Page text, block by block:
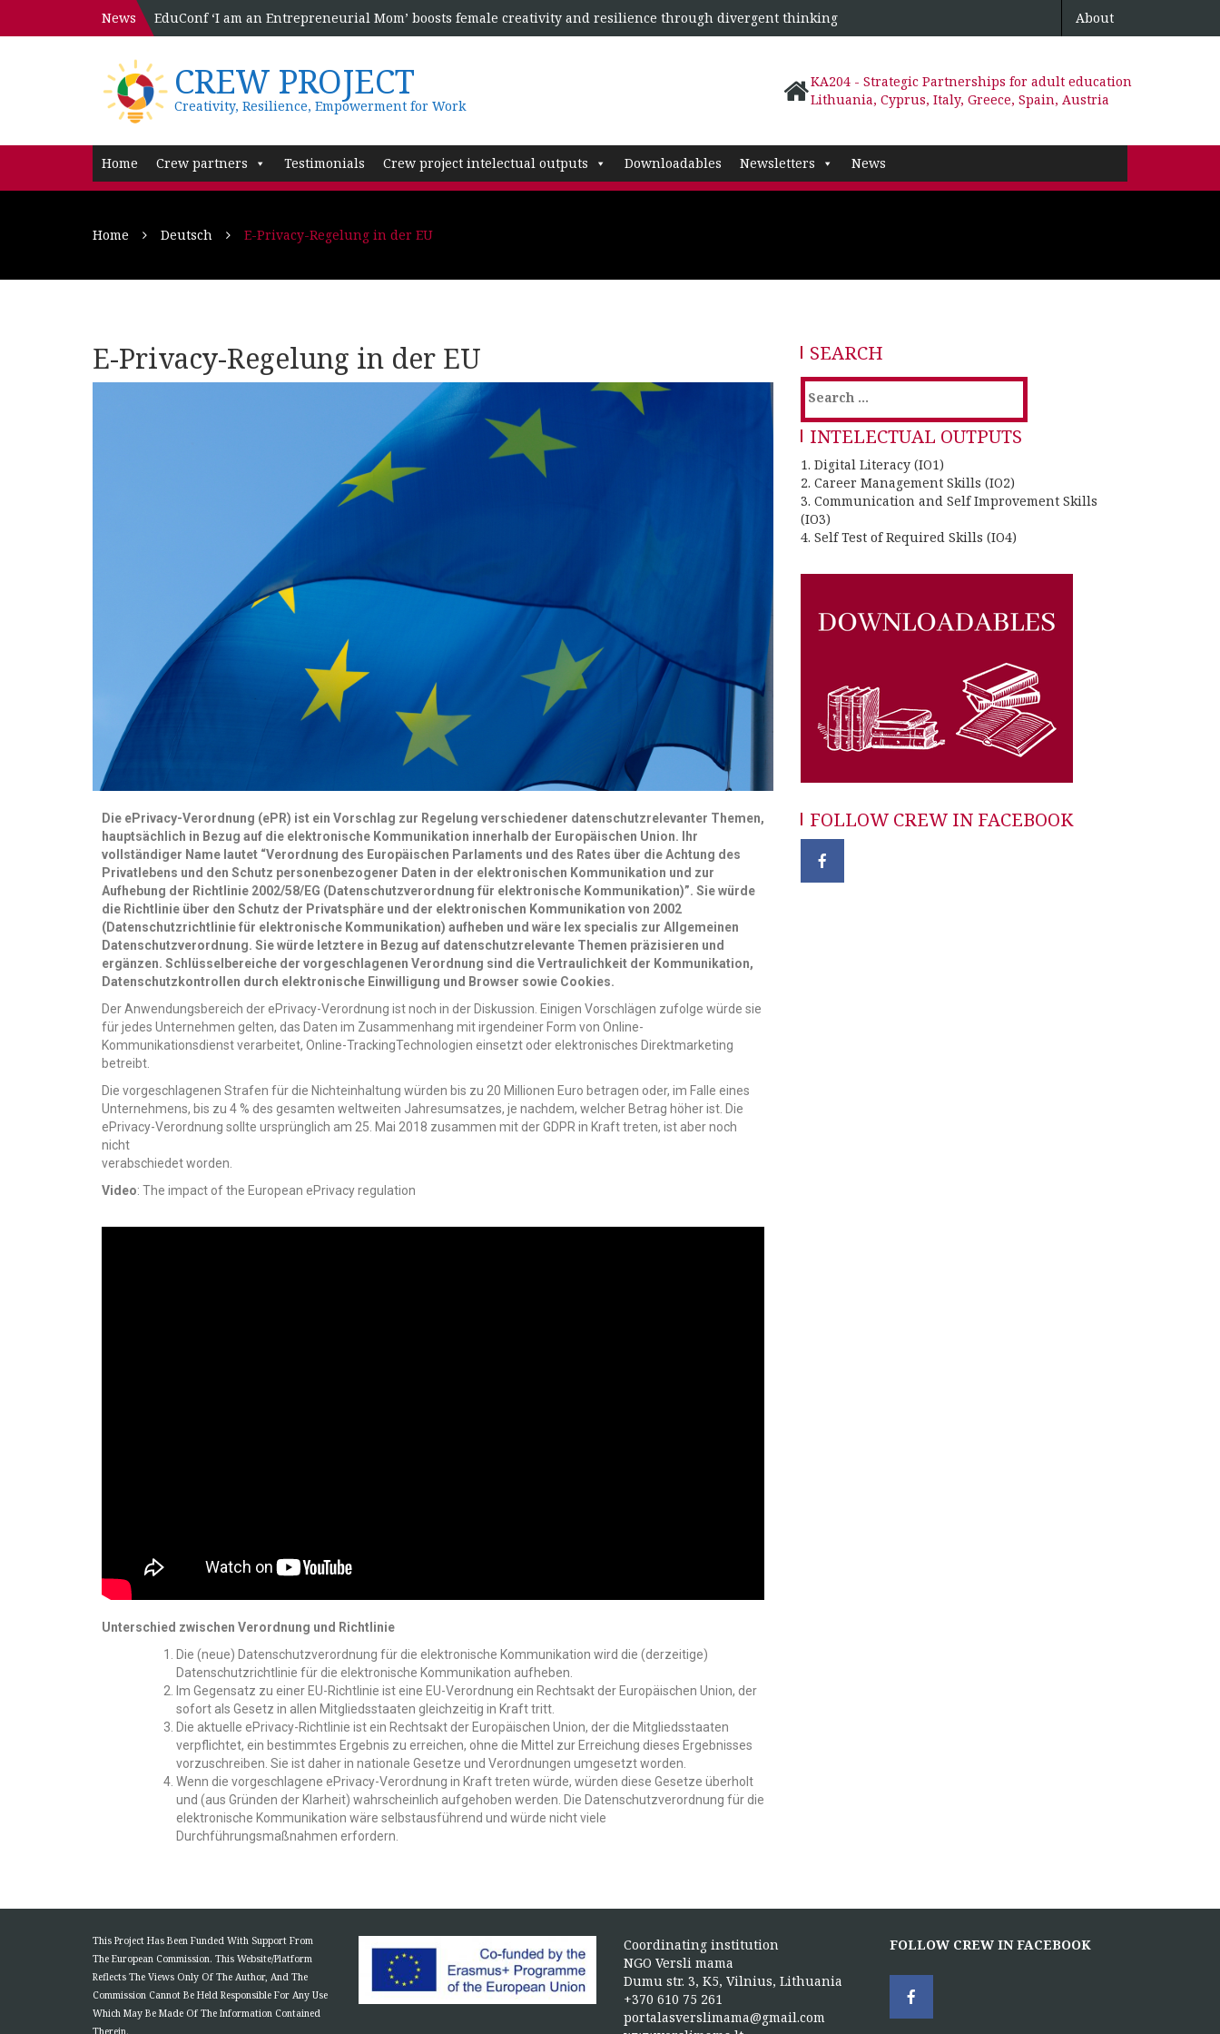
News EduConf ‘I am an Entrepreneurial Mom’ boosts female creativity and resilience through divergent thinking About
CREW PROJECT
Creativity, Resilience, Empowerment for Work
KA204 - Strategic Partnerships for adult education
Lithuania, Cyprus, Italy, Greece, Spain, Austria
Home Crew partners Testimonials Crew project intelectual outputs Downloadables Newsletters News
Home Deutsch E-Privacy-Regelung in der EU
E-Privacy-Regelung in der EU
Die ePrivacy-Verordnung (ePR) ist ein Vorschlag zur Regelung verschiedener datenschutzrelevanter Themen,
hauptsächlich in Bezug auf die elektronische Kommunikation innerhalb der Europäischen Union. Ihr
vollständiger Name lautet “Verordnung des Europäischen Parlaments und des Rates über die Achtung des
Privatlebens und den Schutz personenbezogener Daten in der elektronischen Kommunikation und zur
Aufhebung der Richtlinie 2002/58/EG (Datenschutzverordnung für elektronische Kommunikation)”. Sie würde
die Richtlinie über den Schutz der Privatsphäre und der elektronischen Kommunikation von 2002
(Datenschutzrichtlinie für elektronische Kommunikation) aufheben und wäre lex specialis zur Allgemeinen
Datenschutzverordnung. Sie würde letztere in Bezug auf datenschutzrelevante Themen präzisieren und
ergänzen. Schlüsselbereiche der vorgeschlagenen Verordnung sind die Vertraulichkeit der Kommunikation,
Datenschutzkontrollen durch elektronische Einwilligung und Browser sowie Cookies.
Der Anwendungsbereich der ePrivacy-Verordnung ist noch in der Diskussion. Einigen Vorschlägen zufolge würde sie
für jedes Unternehmen gelten, das Daten im Zusammenhang mit irgendeiner Form von Online-
Kommunikationsdienst verarbeitet, Online-TrackingTechnologien einsetzt oder elektronisches Direktmarketing
betreibt.
Die vorgeschlagenen Strafen für die Nichteinhaltung würden bis zu 20 Millionen Euro betragen oder, im Falle eines
Unternehmens, bis zu 4 % des gesamten weltweiten Jahresumsatzes, je nachdem, welcher Betrag höher ist. Die
ePrivacy-Verordnung sollte ursprünglich am 25. Mai 2018 zusammen mit der GDPR in Kraft treten, ist aber noch
nicht
verabschiedet worden.
Video: The impact of the European ePrivacy regulation
Unterschied zwischen Verordnung und Richtlinie
Die (neue) Datenschutzverordnung für die elektronische Kommunikation wird die (derzeitige)
Datenschutzrichtlinie für die elektronische Kommunikation aufheben.
Im Gegensatz zu einer EU-Richtlinie ist eine EU-Verordnung ein Rechtsakt der Europäischen Union, der
sofort als Gesetz in allen Mitgliedsstaaten gleichzeitig in Kraft tritt.
Die aktuelle ePrivacy-Richtlinie ist ein Rechtsakt der Europäischen Union, der die Mitgliedsstaaten
verpflichtet, ein bestimmtes Ergebnis zu erreichen, ohne die Mittel zur Erreichung dieses Ergebnisses
vorzuschreiben. Sie ist daher in nationale Gesetze und Verordnungen umgesetzt worden.
Wenn die vorgeschlagene ePrivacy-Verordnung in Kraft treten würde, würden diese Gesetze überholt
und (aus Gründen der Klarheit) wahrscheinlich aufgehoben werden. Die Datenschutzverordnung für die
elektronische Kommunikation wäre selbstausführend und würde nicht viele
Durchführungsmaßnahmen erfordern.
SEARCH
INTELECTUAL OUTPUTS
1. Digital Literacy (IO1)
2. Career Management Skills (IO2)
3. Communication and Self Improvement Skills
(IO3)
4. Self Test of Required Skills (IO4)
FOLLOW CREW IN FACEBOOK
This Project Has Been Funded With Support From
The European Commission. This Website/Platform
Reflects The Views Only Of The Author, And The
Commission Cannot Be Held Responsible For Any Use
Which May Be Made Of The Information Contained
Coordinating institution
NGO Versli mama
Dumu str. 3, K5, Vilnius, Lithuania
+370 610 75 261
portalasverslimama@gmail.com
FOLLOW CREW IN FACEBOOK